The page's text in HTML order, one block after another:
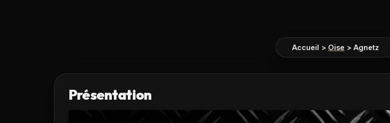
Accueil > Oise > Agnetz
Présentation